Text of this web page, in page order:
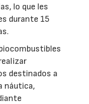
lo que les
durante 15
destinados a
náutica,